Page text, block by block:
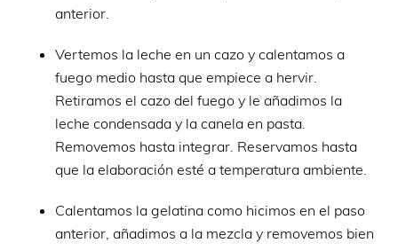
anterior.
Vertemos la leche en un cazo y calentamos a
fuego medio hasta que empiece a hervir.
Retiramos el cazo del fuego y le añadimos la
leche condensada y la canela en pasta.
Removemos hasta integrar. Reservamos hasta
que la elaboración esté a temperatura ambiente.
Calentamos la gelatina como hicimos en el paso
anterior, añadimos a la mezcla y removemos bien